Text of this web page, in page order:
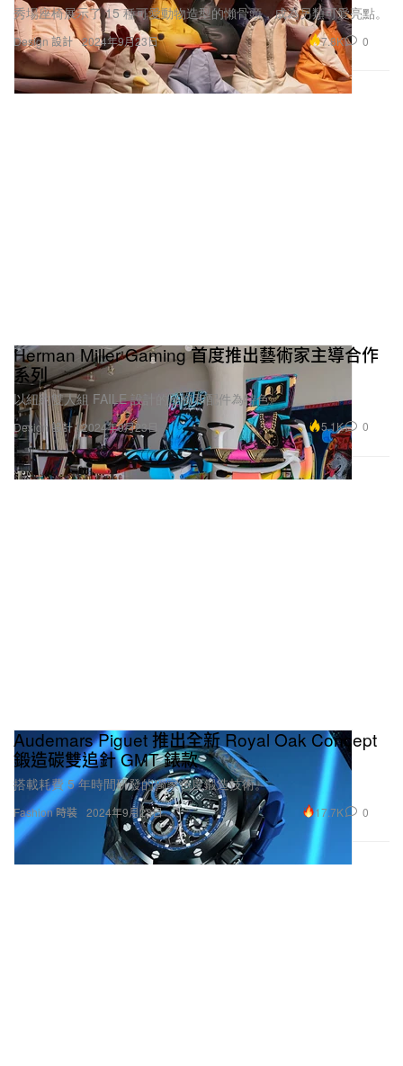
Design 設計
秀場座椅展示了 15 種可愛動物造型的懶骨頭，成為另類可愛亮點。
2024年9月23日 7.8K 0
Design 設計
Herman Miller Gaming 首度推出藝術家主導合作
系列
以紐約雙人組 FAILE 設計的座椅和配件為特色。
2024年9月23日 5.1K 0
Fashion 時裝
Audemars Piguet 推出全新 Royal Oak Concept
鍛造碳雙追針 GMT 錶款
搭載耗費 5 年時間研發的獨家色度鍛造技術。
2024年9月23日 17.7K 0